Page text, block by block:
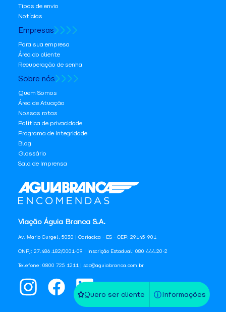
Quero ser cliente Informações
Viação Águia Branca S.A.
Av. Mario Gurgel, 5030 | Cariacica - ES - CEP: 29145-901
CNPJ: 27.486.182/0001-09 | Inscrição Estadual: 080.444.20-2
Telefone: 0800 725 1211 | sac@aguiabranca.com.br
Tipos de envio
Notícias
Empresas
Para sua empresa
Área do cliente
Recuperação de senha
Sobre nós
Quem Somos
Área de Atuação
Nossas rotas
Política de privacidade
Programa de Integridade
Blog
Glossário
Sala de Imprensa